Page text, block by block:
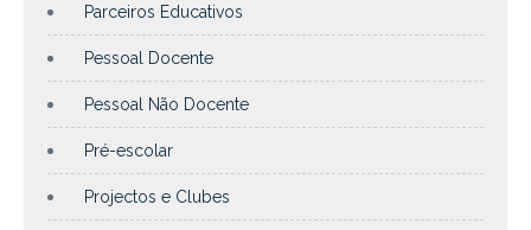
Parceiros Educativos
Pessoal Docente
Pessoal Não Docente
Pré-escolar
Projectos e Clubes